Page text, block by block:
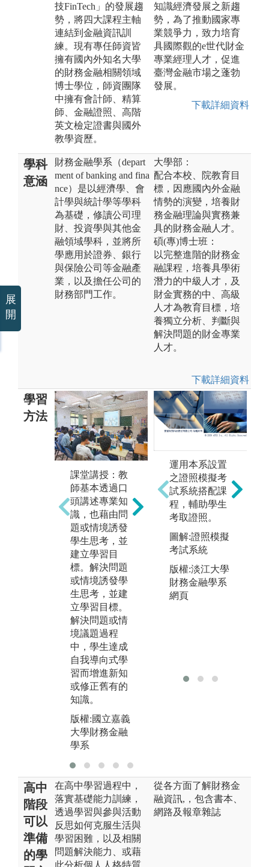
技FinTech」的發展趨
勢，將四大課程主軸
連結到金融資訊訓
練。現有專任師資皆
擁有國內外知名大學
的財務金融相關領域
博士學位，師資團隊
中擁有會計師、精算
師、金融證照、高階
英文檢定證書與國外
教學資歷。
知識經濟發展之新趨
勢，為了推動國家專
業競爭力，致力培育
具國際觀的e世代財金
專業經理人才，促進
臺灣金融市場之蓬勃
發展。
下載詳細資料
學科
意涵
財務金融學系（depart
ment of banking and fina
nce）是以經濟學、會
計學與統計學等學科
為基礎，修讀公司理
財、投資學與其他金
融領域學科，並將所
學應用於證券、銀行
與保險公司等金融產
業，以及擔任公司的
財務部門工作。
大學部：
配合本校、院教育目
標，因應國內外金融
情勢的演變，培養財
務金融理論與實務兼
具的財務金融人才。
碩(專)博士班：
以完整進階的財務金
融課程，培養具學術
潛力的中級人才，及
財金實務的中、高級
人才為教育目標，培
養獨立分析、判斷與
解決問題的財金專業
人才。
下載詳細資料
學習
方法
課堂講授：教
師基本透過口
頭講述專業知
識，也藉由問
題或情境誘發
學生思考，並
建立學習目
標。解決問題
或情境誘發學
生思考，並建
立學習目標。
解決問題或情
境議題過程
中，學生達成
自我導向式學
習而增進新知
或修正舊有的
知識。
版權:國立嘉義
大學財務金融
學系
分組合作學
習：主要是由
兩個以上的同
學形成小組，
動與互助，以
及責任分擔，
達成共同學習
的目標。合作
學習強調「以
運用本系設置
之證照模擬考
試系統搭配課
程，輔助學生
考取證照。
圖解:證照模擬
考試系統
版權:淡江大學
財務金融學系
網頁
高中
階段
可以
準備
的學
在高中學習過程中，
落實基礎能力訓練，
透過學習與參與活動
反思如何克服生活與
學習困難，以及相關
問題解決能力、或藉
此分析個人人格特質
從各方面了解財務金
融資訊,，包含書本、
網路及報章雜誌
展
開